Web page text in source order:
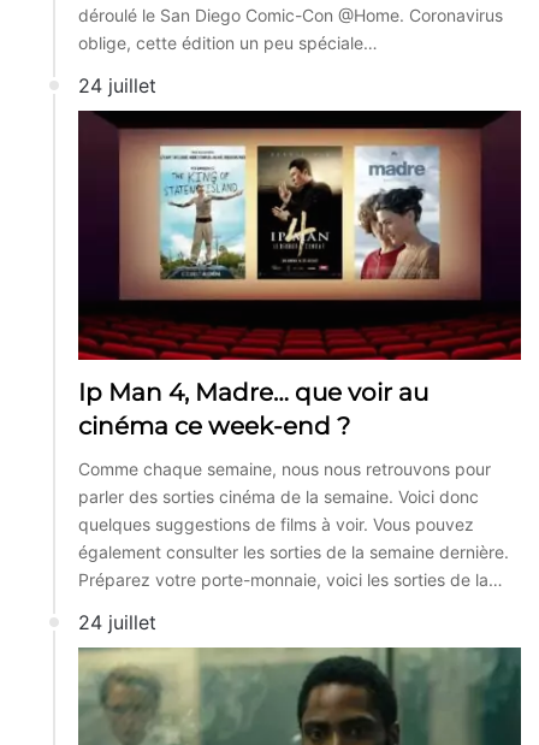
déroulé le San Diego Comic-Con @Home. Coronavirus
oblige, cette édition un peu spéciale…
24 juillet
Ip Man 4, Madre… que voir au
cinéma ce week-end ?
Comme chaque semaine, nous nous retrouvons pour
parler des sorties cinéma de la semaine. Voici donc
quelques suggestions de films à voir. Vous pouvez
également consulter les sorties de la semaine dernière.
Préparez votre porte-monnaie, voici les sorties de la…
24 juillet